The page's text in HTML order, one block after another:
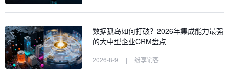
数据孤岛如何打破？2026年集成能力最强
的大中型企业CRM盘点
2026-8-9 | 纷享销客